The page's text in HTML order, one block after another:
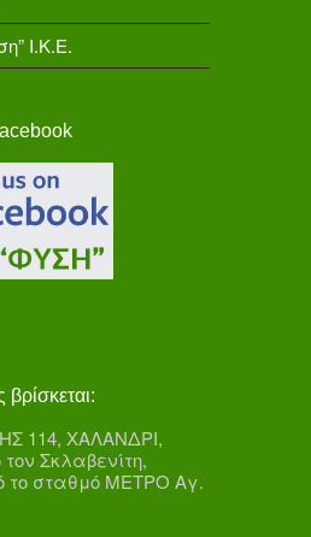
Ι.Κ.Ε.
114, ΧΑΛΑΝΔΡΙ,
Σκλαβενίτη,
το σταθμό ΜΕΤΡΟ Αγ.